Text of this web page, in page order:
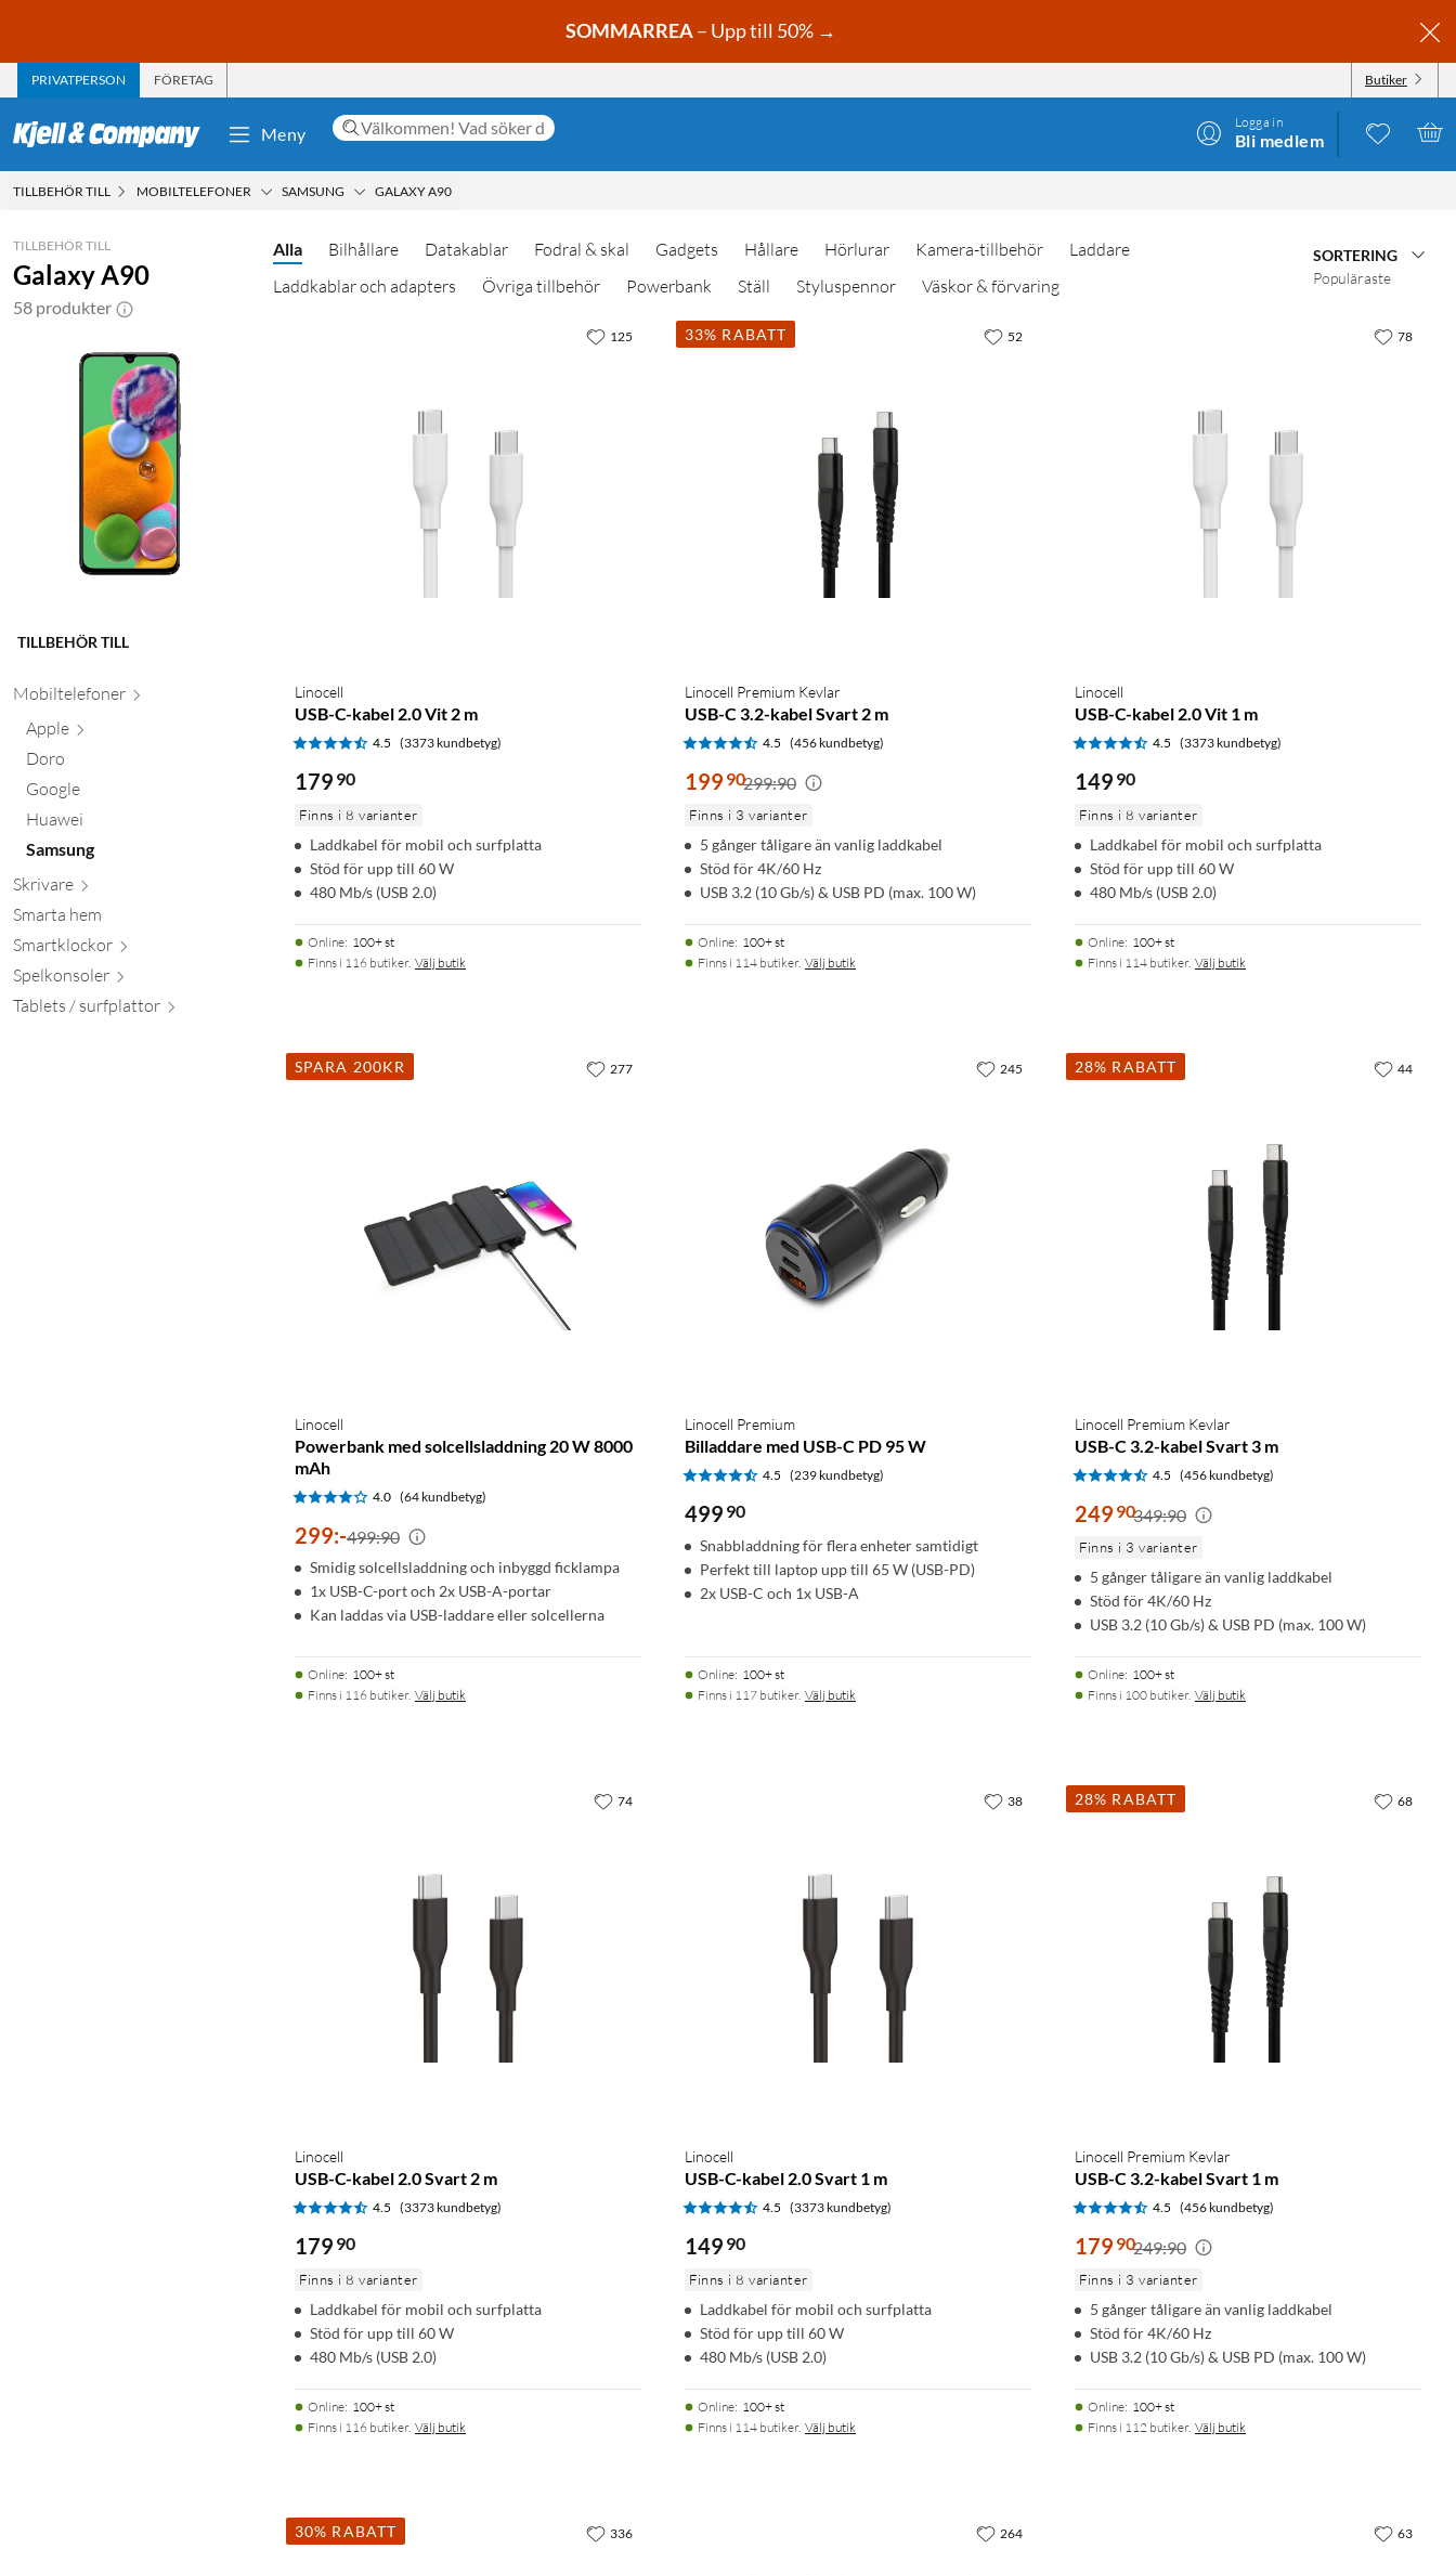
SOMMARREA– Upp till 50% →
PRIVATPERSON FÖRETAG Butiker
Meny
Logga in
Bli medlem
TILLBEHÖR TILL MOBILTELEFONER SAMSUNG GALAXY A90
TILLBEHÖR TILL
Galaxy A90
58 produkter
TILLBEHÖR TILL
Mobiltelefoner
Apple
Doro
Google
Huawei
Samsung
Skrivare
Smarta hem
Smartklockor
Spelkonsoler
Tablets / surfplattor
Alla Bilhållare Datakablar Fodral & skal Gadgets Hållare Hörlurar Kamera-tillbehör
Laddare
Laddkablar och adapters
Övriga tillbehör Powerbank Ställ Styluspennor Väskor & förvaring
SORTERING
Populäraste
Linocell
USB-C-kabel 2.0 Vit 2 m
4.5 (3373 kundbetyg)
179 90
Finns i 8 varianter
Laddkabel för mobil och surfplatta
Stöd för upp till 60 W
480 Mb/s (USB 2.0)
Online: 100+ st
Finns i 116 butiker. Välj butik
125 33% RABATT
Linocell Premium Kevlar
USB-C 3.2-kabel Svart 2 m
4.5 (456 kundbetyg)
199 90299:90
Finns i 3 varianter
5 gånger tåligare än vanlig laddkabel
Stöd för 4K/60 Hz
USB 3.2 (10 Gb/s) & USB PD (max. 100 W)
Online: 100+ st
Finns i 114 butiker. Välj butik
52
Linocell
USB-C-kabel 2.0 Vit 1 m
4.5 (3373 kundbetyg)
149 90
Finns i 8 varianter
Laddkabel för mobil och surfplatta
Stöd för upp till 60 W
480 Mb/s (USB 2.0)
Online: 100+ st
Finns i 114 butiker. Välj butik
78
SPARA 200KR
Linocell
Powerbank med solcellsladdning 20 W 8000
mAh
4.0 (64 kundbetyg)
299:-499:90
Smidig solcellsladdning och inbyggd ficklampa
1x USB-C-port och 2x USB-A-portar
Kan laddas via USB-laddare eller solcellerna
Online: 100+ st
Finns i 116 butiker. Välj butik
277
Linocell Premium
Billaddare med USB-C PD 95 W
4.5 (239 kundbetyg)
499 90
Snabbladdning för flera enheter samtidigt
Perfekt till laptop upp till 65 W (USB-PD)
2x USB-C och 1x USB-A
Online: 100+ st
Finns i 117 butiker. Välj butik
245 28% RABATT
Linocell Premium Kevlar
USB-C 3.2-kabel Svart 3 m
4.5 (456 kundbetyg)
249 90349:90
Finns i 3 varianter
5 gånger tåligare än vanlig laddkabel
Stöd för 4K/60 Hz
USB 3.2 (10 Gb/s) & USB PD (max. 100 W)
Online: 100+ st
Finns i 100 butiker. Välj butik
44
Linocell
USB-C-kabel 2.0 Svart 2 m
4.5 (3373 kundbetyg)
179 90
Finns i 8 varianter
Laddkabel för mobil och surfplatta
Stöd för upp till 60 W
480 Mb/s (USB 2.0)
Online: 100+ st
Finns i 116 butiker. Välj butik
74
Linocell
USB-C-kabel 2.0 Svart 1 m
4.5 (3373 kundbetyg)
149 90
Finns i 8 varianter
Laddkabel för mobil och surfplatta
Stöd för upp till 60 W
480 Mb/s (USB 2.0)
Online: 100+ st
Finns i 114 butiker. Välj butik
38 28% RABATT
Linocell Premium Kevlar
USB-C 3.2-kabel Svart 1 m
4.5 (456 kundbetyg)
179 90249:90
Finns i 3 varianter
5 gånger tåligare än vanlig laddkabel
Stöd för 4K/60 Hz
USB 3.2 (10 Gb/s) & USB PD (max. 100 W)
Online: 100+ st
Finns i 112 butiker. Välj butik
68
30% RABATT 336 264 63